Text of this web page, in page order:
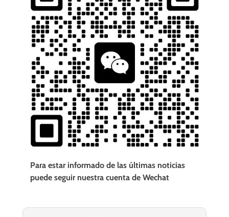
Para estar informado de las últimas noticias
puede seguir nuestra cuenta de Wechat